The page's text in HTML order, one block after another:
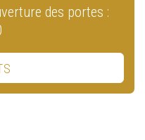
des portes :